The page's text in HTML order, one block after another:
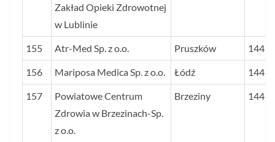
Zakład Opieki Zdrowotnej
w Lublinie
155 Atr-Med Sp. z o.o. Pruszków 144
156 Mariposa Medica Sp. z o.o. Łódź 144
157
Powiatowe Centrum
Zdrowia w Brzezinach-Sp.
z o.o.
Brzeziny 144